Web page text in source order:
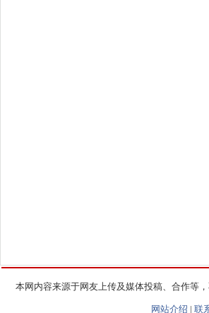
本网内容来源于网友上传及媒体投稿、合作等
网站介绍 | 联